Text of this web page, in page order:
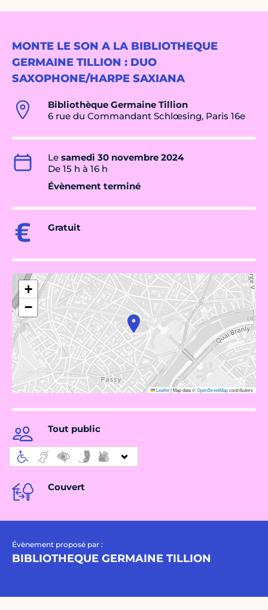
MONTE LE SON A LA BIBLIOTHEQUE
GERMAINE TILLION : DUO
SAXOPHONE/HARPE SAXIANA
Bibliothèque Germaine Tillion
6 rue du Commandant Schlœsing, Paris 16e
Le samedi 30 novembre 2024
De 15 h à 16 h
Évènement terminé
Gratuit
+
−
Leaflet|Map data ©OpenStreetMapcontributors
Tout public
Couvert
Évènement proposé par :
BIBLIOTHEQUE GERMAINE TILLION